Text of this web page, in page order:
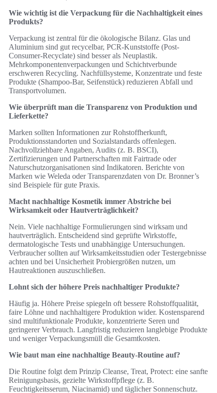
Wie wichtig ist die Verpackung für die Nachhaltigkeit eines
Produkts?
Verpackung ist zentral für die ökologische Bilanz. Glas und
Aluminium sind gut recycelbar, PCR-Kunststoffe (Post-
Consumer-Recyclate) sind besser als Neuplastik.
Mehrkomponentenverpackungen und Schichtverbunde
erschweren Recycling. Nachfüllsysteme, Konzentrate und feste
Produkte (Shampoo-Bar, Seifenstück) reduzieren Abfall und
Transportvolumen.
Wie überprüft man die Transparenz von Produktion und
Lieferkette?
Marken sollten Informationen zur Rohstoffherkunft,
Produktionsstandorten und Sozialstandards offenlegen.
Nachvollziehbare Angaben, Audits (z. B. BSCI),
Zertifizierungen und Partnerschaften mit Fairtrade oder
Naturschutzorganisationen sind Indikatoren. Berichte von
Marken wie Weleda oder Transparenzdaten von Dr. Bronner’s
sind Beispiele für gute Praxis.
Macht nachhaltige Kosmetik immer Abstriche bei
Wirksamkeit oder Hautverträglichkeit?
Nein. Viele nachhaltige Formulierungen sind wirksam und
hautverträglich. Entscheidend sind geprüfte Wirkstoffe,
dermatologische Tests und unabhängige Untersuchungen.
Verbraucher sollten auf Wirksamkeitsstudien oder Testergebnisse
achten und bei Unsicherheit Probiergrößen nutzen, um
Hautreaktionen auszuschließen.
Lohnt sich der höhere Preis nachhaltiger Produkte?
Häufig ja. Höhere Preise spiegeln oft bessere Rohstoffqualität,
faire Löhne und nachhaltigere Produktion wider. Kostensparend
sind multifunktionale Produkte, konzentrierte Seren und
geringerer Verbrauch. Langfristig reduzieren langlebige Produkte
und weniger Verpackungsmüll die Gesamtkosten.
Wie baut man eine nachhaltige Beauty-Routine auf?
Die Routine folgt dem Prinzip Cleanse, Treat, Protect: eine sanfte
Reinigungsbasis, gezielte Wirkstoffpflege (z. B.
Feuchtigkeitsserum, Niacinamid) und täglicher Sonnenschutz.